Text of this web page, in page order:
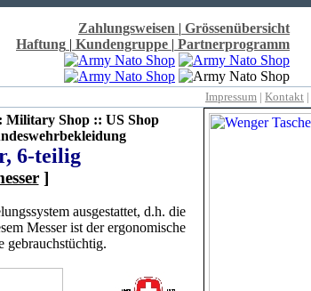
Zahlungsweisen | Grössenübersicht
Haftung | Kundengruppe | Partnerprogramm
Impressum | Kontakt |
Military Shop :: US Shop
6-teilig
]
ausgestattet, d.h. die
Messer ist der ergonomische
gebrauchstüchtig.